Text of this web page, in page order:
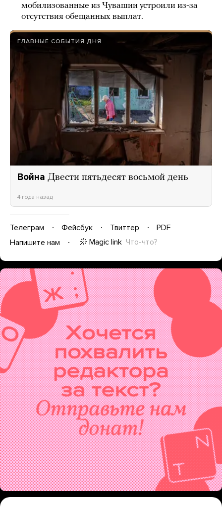
мобилизованные из Чувашии устроили из-за
отсутствия обещанных выплат.
ГЛАВНЫЕ СОБЫТИЯ ДНЯ
Война Двести пятьдесят восьмой день
4 года назад
Телеграм Фейсбук Твиттер
PDF
Напишите нам
Magic link Что-что?